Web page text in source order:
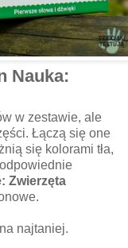
Nauka:
w zestawie, ale
Łączą się one
się kolorami tła,
Zwierzęta
najtaniej.